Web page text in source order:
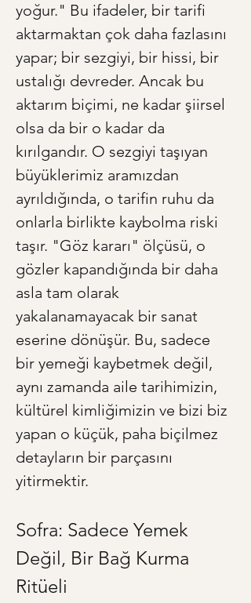
yoğur." Bu ifadeler, bir tarifi
aktarmaktan çok daha fazlasını
yapar; bir sezgiyi, bir hissi, bir
ustalığı devreder. Ancak bu
aktarım biçimi, ne kadar şiirsel
olsa da bir o kadar da
kırılgandır. O sezgiyi taşıyan
büyüklerimiz aramızdan
ayrıldığında, o tarifin ruhu da
onlarla birlikte kaybolma riski
taşır. "Göz kararı" ölçüsü, o
gözler kapandığında bir daha
asla tam olarak
yakalanamayacak bir sanat
eserine dönüşür. Bu, sadece
bir yemeği kaybetmek değil,
aynı zamanda aile tarihimizin,
kültürel kimliğimizin ve bizi biz
yapan o küçük, paha biçilmez
detayların bir parçasını
yitirmektir.
Sofra: Sadece Yemek
Değil, Bir Bağ Kurma
Ritüeli